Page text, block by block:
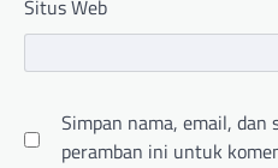
Situs Web
Simpan nama, email, dan
peramban ini untuk